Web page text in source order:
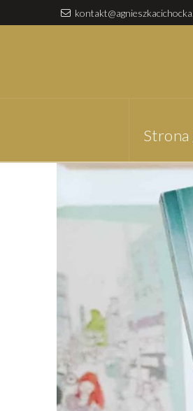
Strona